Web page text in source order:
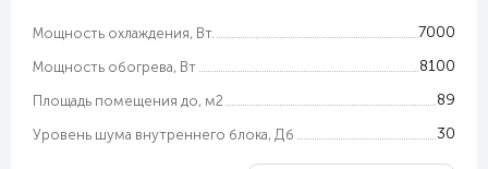
Мощность охлаждения, Вт. 7000
Мощность обогрева, Вт 8100
Площадь помещения до, м2 89
Уровень шума внутреннего блока, Дб 30